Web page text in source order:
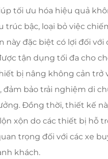
tối ưu hóa hiệu quả
trúc bậc, loại bỏ việc
này đặc biệt có lợi đối
tận dụng tối đa cho
bị nâng không cản trở
đảm bảo trải nghiệm di
Đồng thời, thiết kế
xộn do các thiết bị hỗ
trọng đối với các xe
khách.